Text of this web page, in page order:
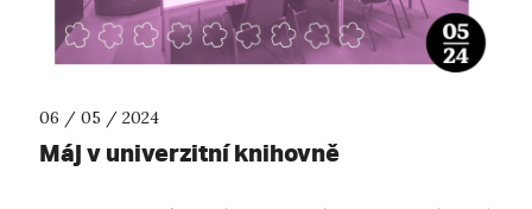
06 / 05 / 2024
Máj v univerzitní knihovně